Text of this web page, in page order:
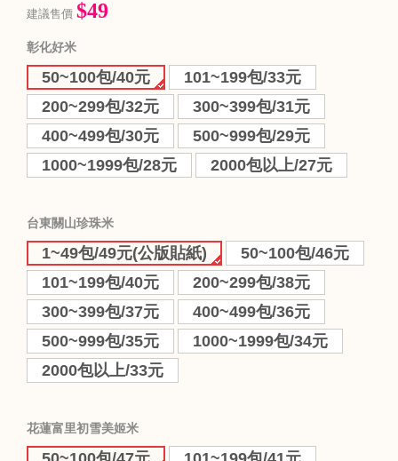
建議售價 $49
彰化好米
50~100包/40元
101~199包/33元
200~299包/32元
300~399包/31元
400~499包/30元
500~999包/29元
1000~1999包/28元
2000包以上/27元
台東關山珍珠米
1~49包/49元(公版貼紙)
50~100包/46元
101~199包/40元
200~299包/38元
300~399包/37元
400~499包/36元
500~999包/35元
1000~1999包/34元
2000包以上/33元
花蓮富里初雪美姬米